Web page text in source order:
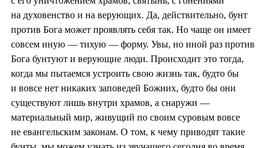
на духовенство и на верующих. Да, действительно, бунт
против Бога может проявлять себя так. Но чаще он имеет
совсем иную — тихую — форму. Увы, но иной раз против
Бога бунтуют и верующие люди. Происходит это тогда,
когда мы пытаемся устроить свою жизнь так, будто бы
и вовсе нет никаких заповедей Божиих, будто бы они
существуют лишь внутри храмов, а снаружи —
материальный мир, живущий по своим суровым вовсе
не евангельским законам. О том, к чему приводят такие